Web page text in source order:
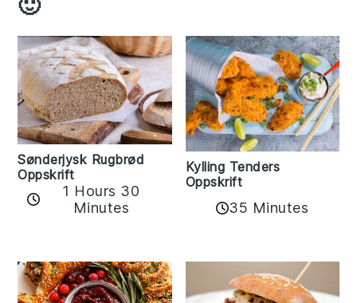
Sønderjysk Rugbrød
Oppskrift
1 Hours 30
Minutes
Kylling Tenders
Oppskrift
35 Minutes